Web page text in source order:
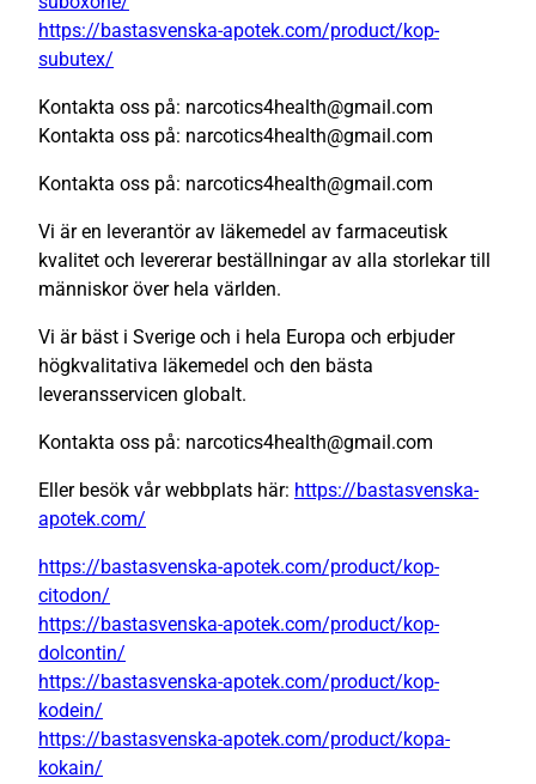
https://bastasvenska-apotek.com/product/kop-
subutex/
Kontakta oss på: narcotics4health@gmail.com
Kontakta oss på: narcotics4health@gmail.com
Kontakta oss på: narcotics4health@gmail.com
Vi är en leverantör av läkemedel av farmaceutisk
kvalitet och levererar beställningar av alla storlekar till
människor över hela världen.
Vi är bäst i Sverige och i hela Europa och erbjuder
högkvalitativa läkemedel och den bästa
leveransservicen globalt.
Kontakta oss på: narcotics4health@gmail.com
Eller besök vår webbplats här: https://bastasvenska-
apotek.com/
https://bastasvenska-apotek.com/product/kop-
citodon/
https://bastasvenska-apotek.com/product/kop-
dolcontin/
https://bastasvenska-apotek.com/product/kop-
kodein/
https://bastasvenska-apotek.com/product/kopa-
kokain/